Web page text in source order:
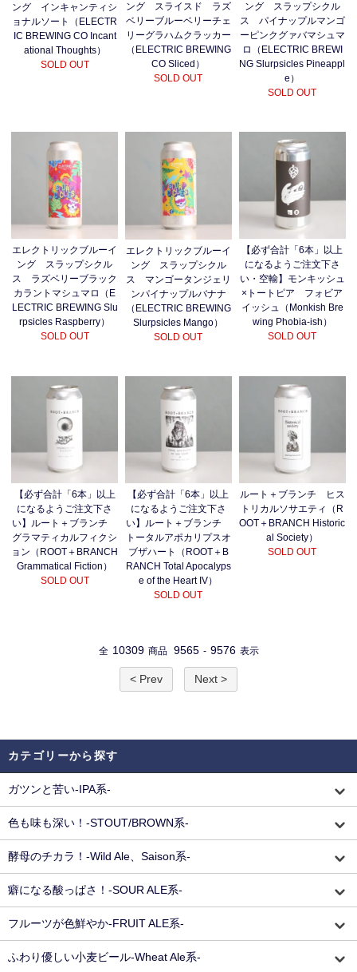
ング インキャンティシ
ョナルソート（ELECTR
IC BREWING CO Incant
ational Thoughts）
SOLD OUT
ング スライスド ラズ
ベリーブルーベリーチェ
リーグラハムクラッカー
（ELECTRIC BREWING
CO Sliced）
SOLD OUT
ング スラップシクル
ス パイナップルマンゴ
ーピンクグァバマシュマ
ロ（ELECTRIC BREWI
NG Slurpsicles Pineappl
e）
SOLD OUT
エレクトリックブルーイ
ング スラップシクル
ス ラズベリーブラック
カラントマシュマロ（E
LECTRIC BREWING Slu
rpsicles Raspberry）
SOLD OUT
エレクトリックブルーイ
ング スラップシクル
ス マンゴータンジェリ
ンパイナップルバナナ
（ELECTRIC BREWING
Slurpsicles Mango）
SOLD OUT
【必ず合計「6本」以上
になるようご注文下さ
い・空輸】モンキッシュ
×トートピア フォビア
イッシュ（Monkish Bre
wing Phobia-ish）
SOLD OUT
【必ず合計「6本」以上
になるようご注文下さ
い】ルート＋ブランチ
グラマティカルフィクシ
ョン（ROOT＋BRANCH
Grammatical Fiction）
SOLD OUT
【必ず合計「6本」以上
になるようご注文下さ
い】ルート＋ブランチ
トータルアポカリプスオ
ブザハート（ROOT＋B
RANCH Total Apocalyps
e of the Heart IV）
SOLD OUT
ルート＋ブランチ ヒス
トリカルソサエティ（R
OOT＋BRANCH Historic
al Society）
SOLD OUT
全 10309 商品 9565 - 9576 表示
< Prev Next >
カテゴリーから探す
ガツンと苦い-IPA系-
色も味も深い！-STOUT/BROWN系-
酵母のチカラ！-Wild Ale、Saison系-
癖になる酸っぱさ！-SOUR ALE系-
フルーツが色鮮やか-FRUIT ALE系-
ふわり優しい小麦ビール-Wheat Ale系-